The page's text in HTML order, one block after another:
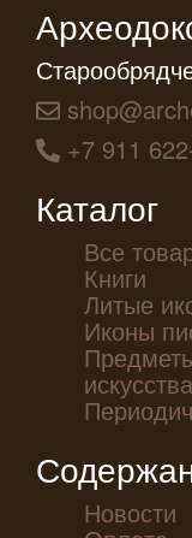
+7 911
Каталог
Все
Книги
Литые
Иконы
искусства
Новости